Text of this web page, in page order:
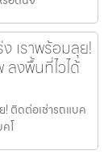
เราพร้อมลุย!
งพื้นที่ไวได้
! ติดต่อเช่ารถแบค
โ